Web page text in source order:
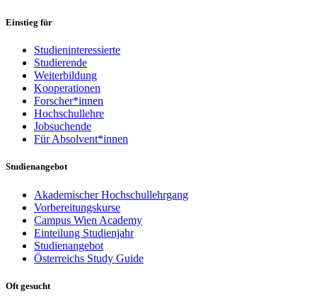
Einstieg für
Studieninteressierte
Studierende
Weiterbildung
Kooperationen
Forscher*innen
Hochschullehre
Jobsuchende
Für Absolvent*innen
Studienangebot
Akademischer Hochschullehrgang
Vorbereitungskurse
Campus Wien Academy
Einteilung Studienjahr
Studienangebot
Österreichs Study Guide
Oft gesucht